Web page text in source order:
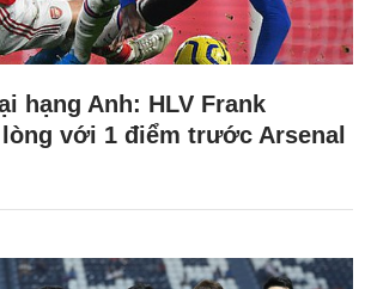
hạng Anh: HLV Frank
với 1 điểm trước Arsenal